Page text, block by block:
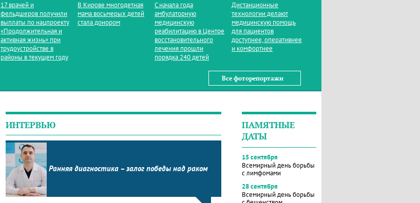
17 врачей и
фельдшеров получили
выплаты по нацпроекту
«Продолжительная и
активная жизнь» при
трудоустройстве в
районы в текущем году
В Кирове многодетная
мама восьмерых детей
стала донором
С начала года
амбулаторную
медицинскую
реабилитацию в Центре
восстановительного
лечения прошли
порядка 240 детей
Дистанционные
технологии делают
медицинскую помощь
для пациентов
доступнее, оперативнее
и комфортнее
Все фоторепортажи
ИНТЕРВЬЮ
Ранняя диагностика – залог победы над раком
ПАМЯТНЫЕ
ДАТЫ
15 сентября
Всемирный день борьбы
с лимфомами
28 сентября
Всемирный день борьбы